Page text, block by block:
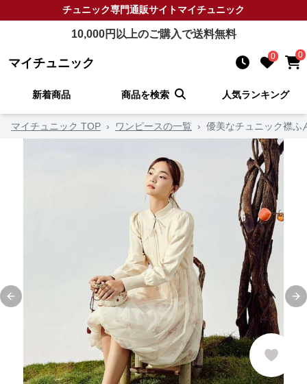
チュニック専門通販サイトマイチュニック
10,000円以上のご購入で送料無料
マイチュニック 0 0
新着商品 商品を検索 人気ランキング
マイチュニック TOP › ワンピースの一覧 › 優美なチュニック襟ふ
Previous slide